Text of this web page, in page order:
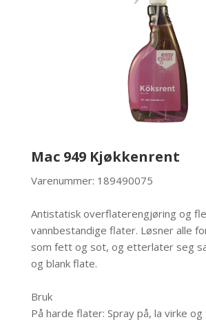
Mac 949 Kjøkkenrent
Varenummer: 189490075
Antistatisk overflaterengjøring og
vannbestandige flater. Løsner alle
som fett og sot, og etterlater seg
og blank flate.
Bruk
På harde flater: Spray på, la virke og